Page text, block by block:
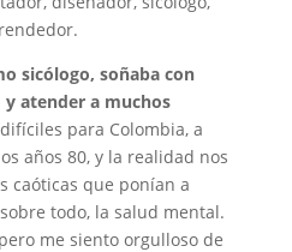
sicólogo, soñaba con
atender a muchos
para Colombia, a
años 80, y la realidad nos
caóticas que ponían a
todo, la salud mental.
me siento orgulloso de